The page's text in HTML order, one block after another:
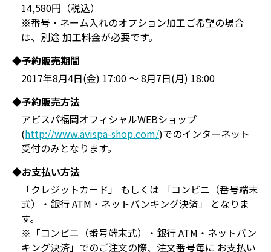
14,580円（税込）
※番号・ネーム入れのオプション加工ご希望の場合
は、別途 加工料金が必要です。
◆予約販売期間
2017年8月4日(金) 17:00 ～ 8月7日(月) 18:00
◆予約販売方法
アビスパ福岡オフィシャルWEBショップ
(http://www.avispa-shop.com/)でのインターネット
受付のみとなります。
◆お支払い方法
「クレジットカード」 もしくは 「コンビニ（番号端末
式）・銀行 ATM・ネットバンキング決済」 となりま
す。
※「コンビニ（番号端末式）・銀行 ATM・ネットバン
キング決済」でのご注文の際、注文番号毎に お支払い